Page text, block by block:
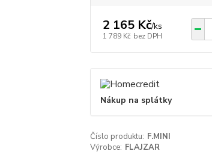
2 165 Kč/ks
1 789 Kč bez DPH
Nákup na splátky
Číslo produktu: F.MINI
Výrobce: FLAJZAR